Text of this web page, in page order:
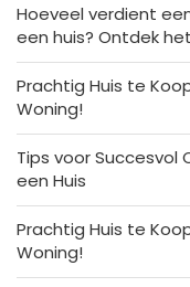
Hoeveel verdient
een huis? Ontdek
Prachtig Huis te
Woning!
Tips voor Succesvol
een Huis
Prachtig Huis te
Woning!